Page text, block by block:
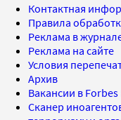
Контактная
Правила
Реклама в
Реклама на сайте
Условия
Архив
Вакансии в Forbes
Сканер